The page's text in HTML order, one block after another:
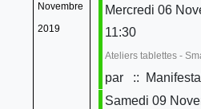
Novembre
2019
Mercredi 06
11:30
Ateliers tablettes -
par
::
Samedi 09